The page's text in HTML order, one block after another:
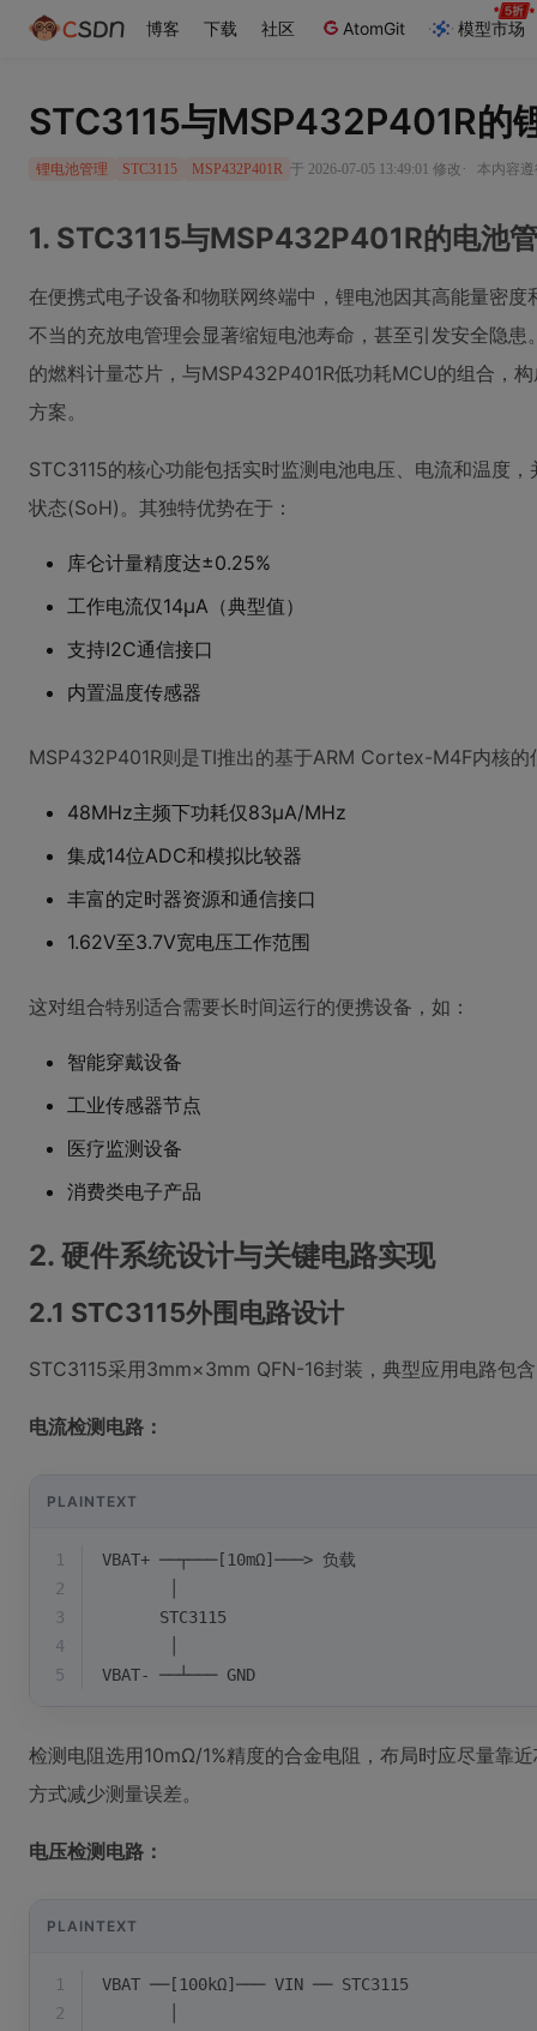
博客 下载 社区 AtomGit 模型市场
STC3115与MSP432P401R的
锂电池管理 STC3115 MSP432P401R 于 2026-07-05 13:49:01 修改 · 本内容
1. STC3115与MSP432P401R的电池
在便携式电子设备和物联网终端中，锂电池因其高能量密
不当的充放电管理会显著缩短电池寿命，甚至引发安全隐
的燃料计量芯片，与MSP432P401R低功耗MCU的组合，
方案。
STC3115的核心功能包括实时监测电池电压、电流和温度
状态(SoH)。其独特优势在于：
库仑计量精度达±0.25%
工作电流仅14μA（典型值）
支持I2C通信接口
内置温度传感器
MSP432P401R则是TI推出的基于ARM Cortex-M4F内核的
48MHz主频下功耗仅83μA/MHz
集成14位ADC和模拟比较器
丰富的定时器资源和通信接口
1.62V至3.7V宽电压工作范围
这对组合特别适合需要长时间运行的便携设备，如：
智能穿戴设备
工业传感器节点
医疗监测设备
消费类电子产品
2. 硬件系统设计与关键电路实现
2.1 STC3115外围电路设计
STC3115采用3mm×3mm QFN-16封装，典型应用电路包
电流检测电路：
PLAINTEXT
1
VBAT+ ──┬───[10mΩ]───> 负载
2
3
      STC3115
4
5
VBAT- ──┴─── GND
检测电阻选用10mΩ/1%精度的合金电阻，布局时应尽量靠
方式减少测量误差。
电压检测电路：
PLAINTEXT
1
VBAT ──[100kΩ]─── VIN ── STC3115
2